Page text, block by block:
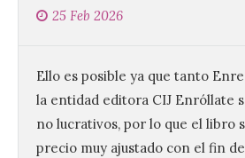
25 Feb 2026
Ello es posible ya que tanto
la entidad editora CIJ Enróllate
no lucrativos, por lo que el libro
precio muy ajustado con el fin